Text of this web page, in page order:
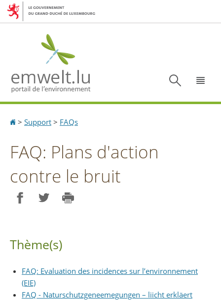
Aller
Aller
Accueil
> Support > FAQs
FAQ: Plans d'action
contre le bruit
Thème(s)
FAQ: Evaluation des incidences sur l’environnement
(EIE)
FAQ - Naturschutzgeneemegungen – liicht erkläert